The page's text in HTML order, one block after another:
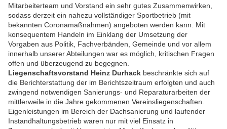
Mitarbeiterteam und Vorstand ein sehr gutes Zusammenwirken,
sodass derzeit ein nahezu vollständiger Sportbetrieb (mit
bekannten Coronamaßnahmen) angeboten werden kann. Mit
konsequentem Handeln im Einklang der Umsetzung der
Vorgaben aus Politik, Fachverbänden, Gemeinde und vor allem
innerhalb unserer Abteilungen war es möglich, kritischen Fragen
offen und überzeugend zu begegnen.
Liegenschaftsvorstand Heinz Durhack beschränkte sich auf
die Berichterstattung der im Berichtszeitraum erfolgten und auch
zwingend notwendigen Sanierungs- und Reparaturarbeiten der
mittlerweile in die Jahre gekommenen Vereinsliegenschaften.
Eigenleistungen im Bereich der Dachsanierung und laufender
Instandhaltungsbetrieb waren nur mit viel Einsatz in